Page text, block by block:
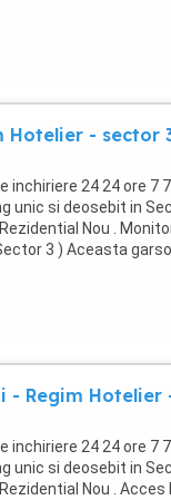
in complex ...
Hotelier - sector
inchiriere 24 24 ore 7
unic si deosebit in
Nou .
3 ) Aceasta
- Regim Hotelier
inchiriere 24 24 ore 7
unic si deosebit in
Nou . Acces